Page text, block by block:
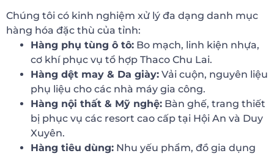
Chúng tôi có kinh nghiệm xử lý đa dạng danh mục
hàng hóa đặc thù của tỉnh:
Hàng phụ tùng ô tô: Bo mạch, linh kiện nhựa,
cơ khí phục vụ tổ hợp Thaco Chu Lai.
Hàng dệt may & Da giày: Vải cuộn, nguyên liệu
phụ liệu cho các nhà máy gia công.
Hàng nội thất & Mỹ nghệ: Bàn ghế, trang thiết
bị phục vụ các resort cao cấp tại Hội An và Duy
Xuyên.
Hàng tiêu dùng: Nhu yếu phẩm, đồ gia dụng